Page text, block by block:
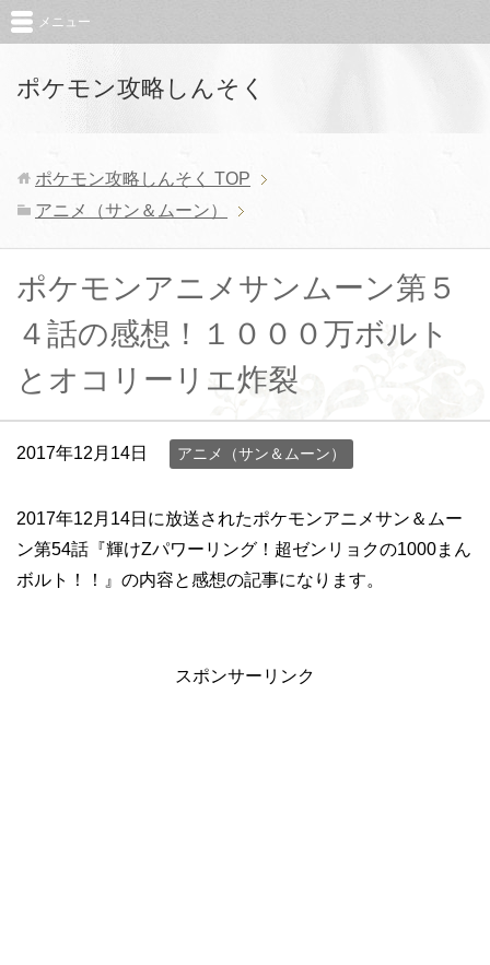
ポケモン攻略しんそく
メニュー
ポケモン攻略しんそく TOP
アニメ（サン＆ムーン）
ポケモンアニメサンムーン第５
４話の感想！１０００万ボルト
とオコリーリエ炸裂
2017年12月14日 アニメ（サン＆ムーン）
2017年12月14日に放送されたポケモンアニメサン＆ムー
ン第54話『輝けZパワーリング！超ゼンリョクの1000まん
ボルト！！』の内容と感想の記事になります。
スポンサーリンク